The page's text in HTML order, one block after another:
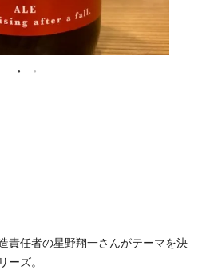
責任者の星野翔一さんがテーマを決
ーズ。